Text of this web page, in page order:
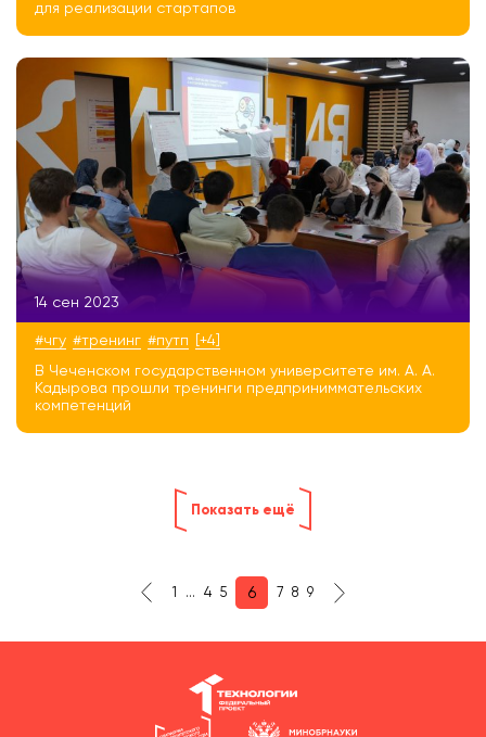
для реализации стартапов
14 сен 2023
#чгу #тренинг #путп
[+4]
В Чеченском государственном университете им. А. А.
Кадырова прошли тренинги предприниммательских
компетенций
Показать ещё
1 ... 4 5 6 7 8 9